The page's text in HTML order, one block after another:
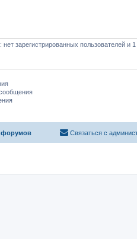
зарегистрированных пользователей и 1
форумов Связаться с